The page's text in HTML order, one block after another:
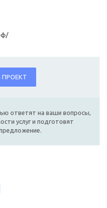
ПРОЕКТ
ответят на ваши вопросы,
услуг и подготовят